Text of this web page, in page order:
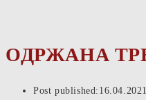
ОДРЖАНА
Post published: 16.04.2021